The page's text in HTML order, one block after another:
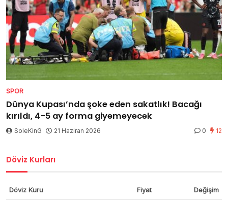
SPOR
Dünya Kupası’nda şoke eden sakatlık! Bacağı
kırıldı, 4-5 ay forma giyemeyecek
SoleKinG 21 Haziran 2026 0 12
Döviz Kurları
Döviz Kuru Fiyat Değişim